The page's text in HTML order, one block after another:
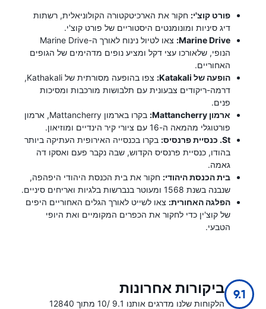
פורט קוצ'י: חקור את הארכיטקטורה הקולוניאלית, רשתות
דיג סיניות ומונומנטים היסטוריים של פורט קוצ'י.
Marine Drive:
צאו לטיול נינוח לאורך ה-Marine Drive
הנופי, שלאורכו עצי דקל ומציע נופים מדהימים של הגופים
האחוריים.
הופעה של Katakali:
צפו בהופעה מסורתית של Kathakali,
דרמה-ריקודים צבעונית עם תלבושות מורכבות ומסיכות
פנים.
ארמון Mattancherry:
בקרו בארמון Mattancherry, ארמון
פורטוגלי מהמאה ה-16 עם ציורי קיר הינדיים ומוזיאון.
St. כנסיית פרנסיס:
בקרו בכנסייה האירופית העתיקה ביותר
בהודו, כנסיית פרנסיס הקדוש, שבה נקבר פעם ואסקו דה
גאמה.
בית הכנסת היהודי: חקור את בית הכנסת היהודי היפהפה,
שנבנה בשנת 1568 ומעוטר בנברשות בלגיות ואריחים סיניים.
הפלגה האחורית: צאו לשייט לאורך הגלים האחוריים היפים
של קוצ'ין כדי לחקור את הכפרים המקומיים ואת היופי
הטבעי.
9.1 ביקורות אחרונות
הלקוחות שלנו מדרגים אותנו 9.1 /10 מתוך 12840